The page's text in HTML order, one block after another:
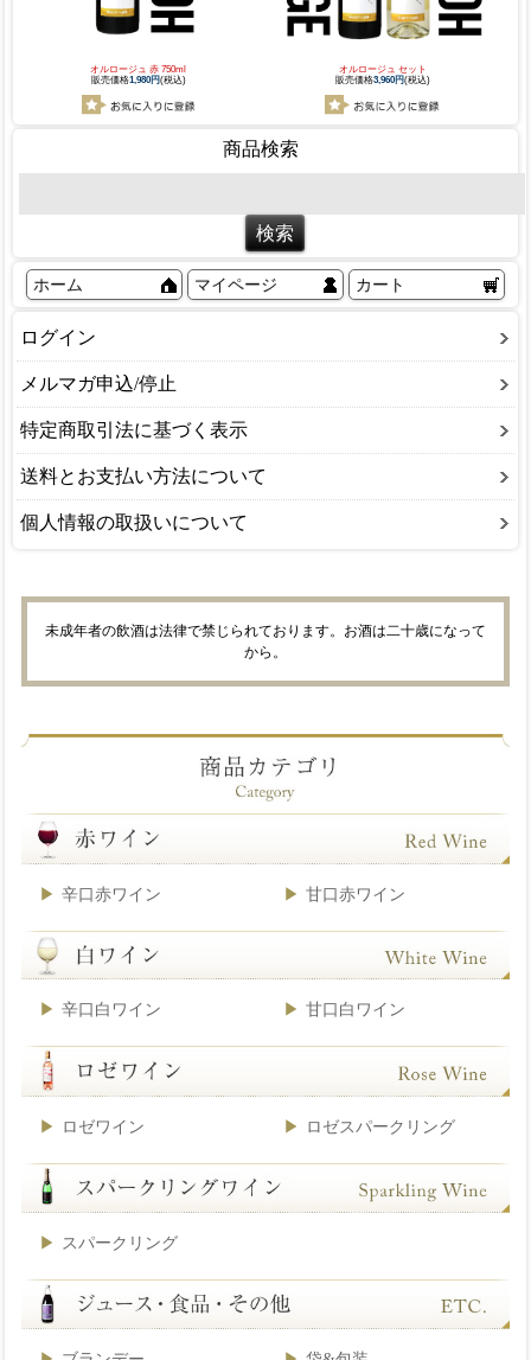
オルロージュ 赤 750ml
販売価格1,980円(税込)
オルロージュ セット
販売価格3,960円(税込)
商品検索
ホーム マイページ カート
ログイン
メルマガ申込/停止
特定商取引法に基づく表示
送料とお支払い方法について
個人情報の取扱いについて
未成年者の飲酒は法律で禁じられております。お酒は二十歳になって
から。
辛口赤ワイン 甘口赤ワイン
辛口白ワイン 甘口白ワイン
ロゼワイン ロゼスパークリング
スパークリング